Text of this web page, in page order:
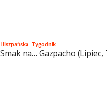
Hiszpańska|Tygodnik
Smak na… Gazpacho (Lipiec,